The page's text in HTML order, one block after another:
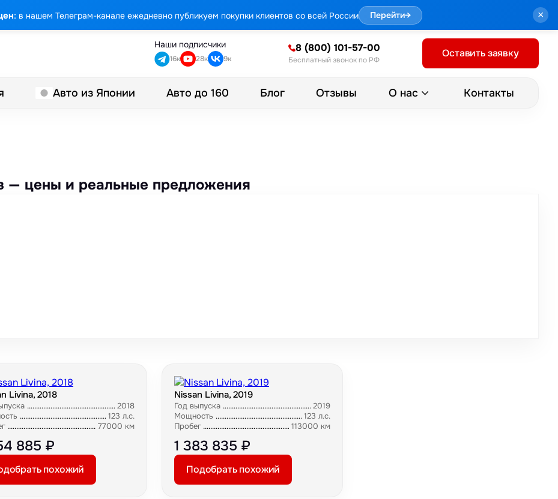
: в нашем Телеграм-канале ежедневно публикуем покупки клиентов со всей России Перейти→ ×
Наши подписчики
16к 28к 9к
8 (800) 101-57-00
Бесплатный звонок по РФ
Оставить заявку
Авто из Японии Авто до 160 Блог Отзывы О нас Контакты
— цены и реальные предложения
Livina, 2018
2018
123 л.с.
77000 км
885 ₽
похожий
Nissan Livina, 2019
Год выпуска
2019
Мощность
123 л.с.
Пробег
113000 км
1 383 835 ₽
Подобрать похожий